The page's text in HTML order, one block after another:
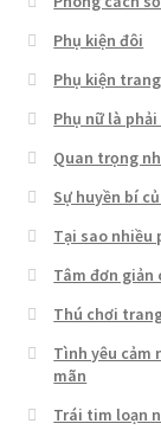
Phụ kiện đôi
Phụ kiện
Phụ nữ là phải
Quan trọng
Sự huyền bí
Tại sao nhiều
Tâm đơn giản
Thú chơi
Tình yêu cảm
mãn
Trái tim loạn